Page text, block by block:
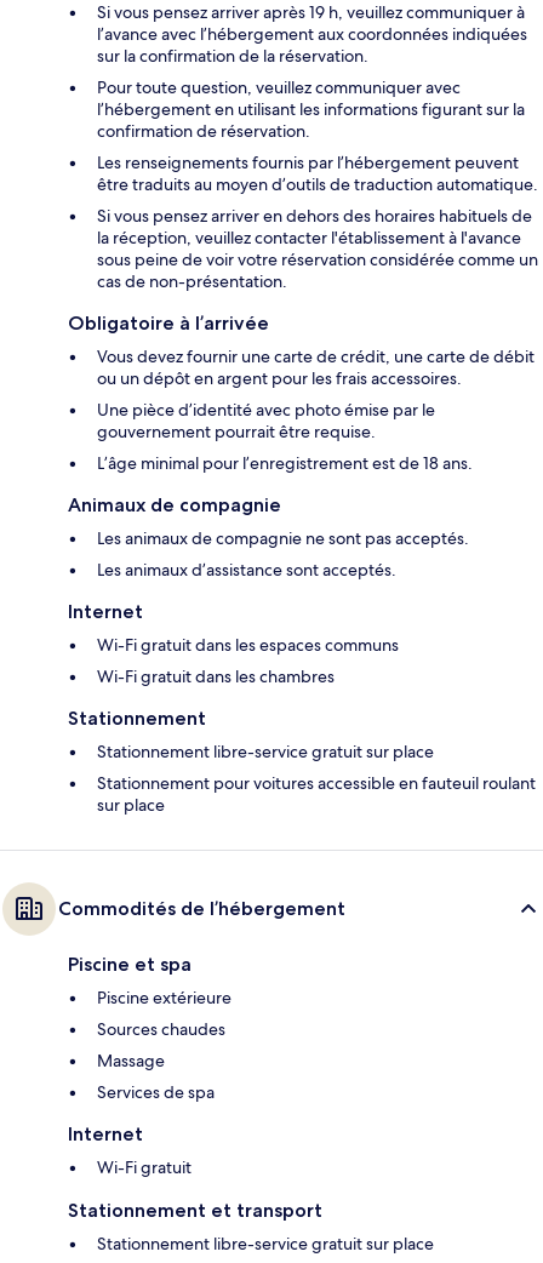
Si vous pensez arriver après 19 h, veuillez communiquer à
l’avance avec l’hébergement aux coordonnées indiquées
sur la confirmation de la réservation.
Pour toute question, veuillez communiquer avec
l’hébergement en utilisant les informations figurant sur la
confirmation de réservation.
Les renseignements fournis par l’hébergement peuvent
être traduits au moyen d’outils de traduction automatique.
Si vous pensez arriver en dehors des horaires habituels de
la réception, veuillez contacter l'établissement à l'avance
sous peine de voir votre réservation considérée comme un
cas de non-présentation.
Obligatoire à l’arrivée
Vous devez fournir une carte de crédit, une carte de débit
ou un dépôt en argent pour les frais accessoires.
Une pièce d’identité avec photo émise par le
gouvernement pourrait être requise.
L’âge minimal pour l’enregistrement est de 18 ans.
Animaux de compagnie
Les animaux de compagnie ne sont pas acceptés.
Les animaux d’assistance sont acceptés.
Internet
Wi-Fi gratuit dans les espaces communs
Wi-Fi gratuit dans les chambres
Stationnement
Stationnement libre-service gratuit sur place
Stationnement pour voitures accessible en fauteuil roulant
sur place
Commodités de l’hébergement
Piscine et spa
Piscine extérieure
Sources chaudes
Massage
Services de spa
Internet
Wi-Fi gratuit
Stationnement et transport
Stationnement libre-service gratuit sur place